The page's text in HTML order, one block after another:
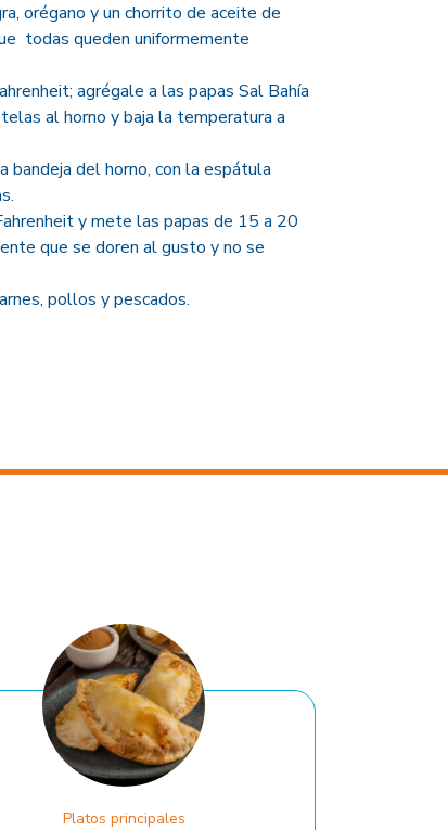
orégano y un chorrito de aceite de
todas queden uniformemente
agrégale a las papas Sal Bahía
al horno y baja la temperatura a
bandeja del horno, con la espátula
y mete las papas de 15 a 20
que se doren al gusto y no se
pollos y pescados.
Platos principales